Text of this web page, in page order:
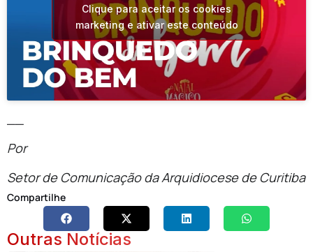
Clique para aceitar os cookies
marketing e ativar este conteúdo
Por
Setor de Comunicação da Arquidiocese de Curitiba
Compartilhe
Outras Notícias